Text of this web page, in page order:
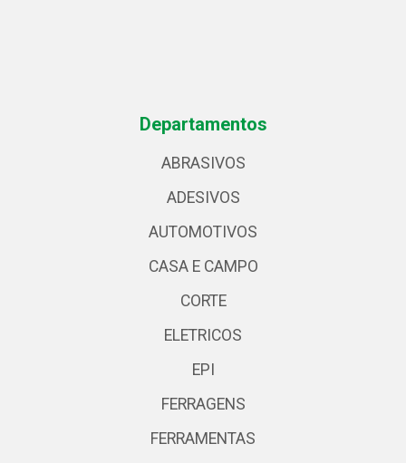
Departamentos
ABRASIVOS
ADESIVOS
AUTOMOTIVOS
CASA E CAMPO
CORTE
ELETRICOS
EPI
FERRAGENS
FERRAMENTAS